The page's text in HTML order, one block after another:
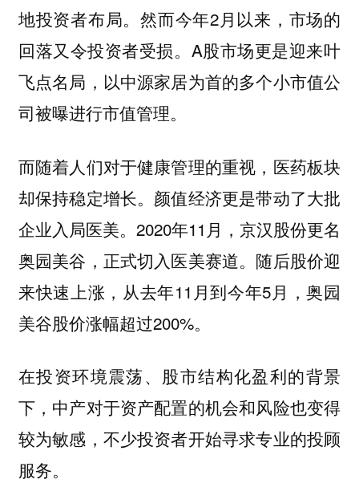
地投资者布局。然而今年2月以来，市场的
回落又令投资者受损。A股市场更是迎来叶
飞点名局，以中源家居为首的多个小市值公
司被曝进行市值管理。
而随着人们对于健康管理的重视，医药板块
却保持稳定增长。颜值经济更是带动了大批
企业入局医美。2020年11月，京汉股份更名
奥园美谷，正式切入医美赛道。随后股价迎
来快速上涨，从去年11月到今年5月，奥园
美谷股价涨幅超过200%。
在投资环境震荡、股市结构化盈利的背景
下，中产对于资产配置的机会和风险也变得
较为敏感，不少投资者开始寻求专业的投顾
服务。